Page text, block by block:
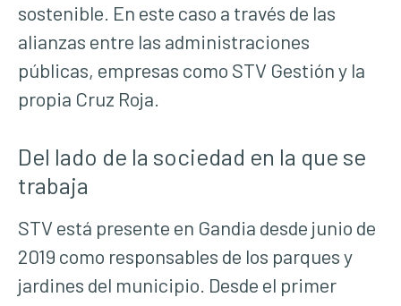
sostenible. En este caso a través de las
alianzas entre las administraciones
públicas, empresas como STV Gestión y la
propia Cruz Roja.
Del lado de la sociedad en la que se
trabaja
STV está presente en Gandia desde junio de
2019 como responsables de los parques y
jardines del municipio. Desde el primer